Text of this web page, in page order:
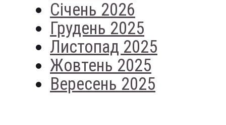
Січень 2026
Грудень 2025
Листопад 2025
Жовтень 2025
Вересень 2025